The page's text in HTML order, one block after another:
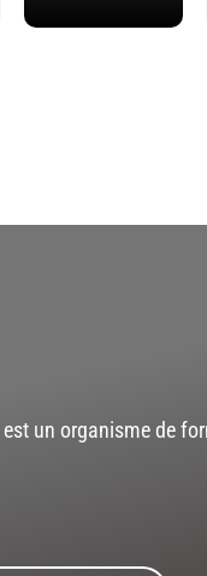
est un organisme de